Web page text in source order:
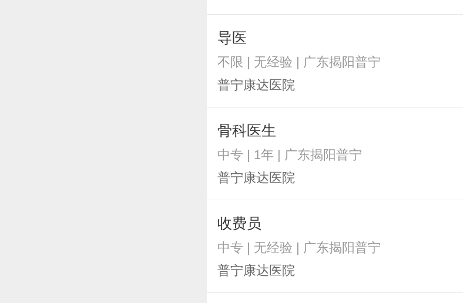
导医
不限 | 无经验 | 广东揭阳普宁
普宁康达医院
骨科医生
中专 | 1年 | 广东揭阳普宁
普宁康达医院
收费员
中专 | 无经验 | 广东揭阳普宁
普宁康达医院